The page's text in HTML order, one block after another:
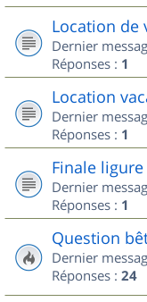
Location de
Dernier
Réponses : 1
Location
Dernier
Réponses : 1
Finale ligure
Dernier
Réponses : 1
Question
Dernier
Réponses : 24